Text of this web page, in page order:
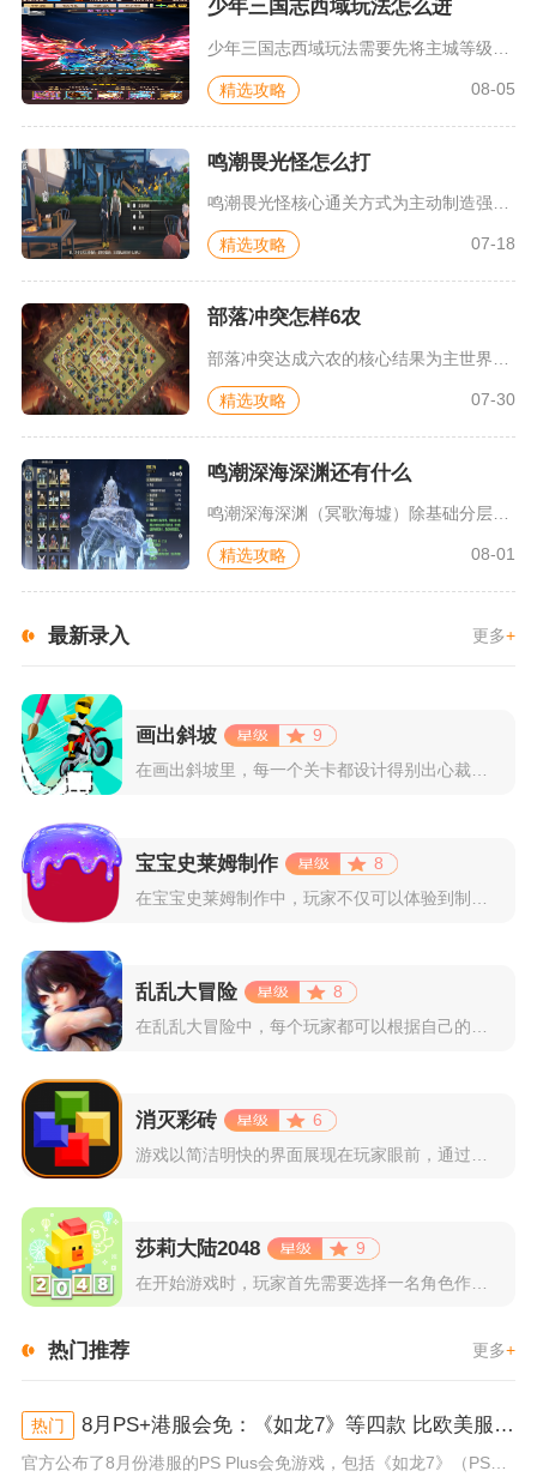
少年三国志西域玩法怎么进
精选攻略 08-05
鸣潮畏光怪怎么打
精选攻略 07-18
部落冲突怎样6农
精选攻略 07-30
鸣潮深海深渊还有什么
鸣潮深海深渊（冥歌海墟）除基础分层闯关外，还包含角色疲劳限制...
精选攻略 08-01
最新录入 更多+
画出斜坡
9
宝宝史莱姆制作
8
乱乱大冒险
8
消灭彩砖
6
莎莉大陆2048
9
热门推荐 更多+
热门 8月PS+港服会免：《如龙7》等四款 比欧美服多一款
官方公布了8月份港服的PS Plus会免游戏，包括《如龙7》（PS4/PS5）、《小小梦魇》（PS4）、《托尼霍克职业滑...